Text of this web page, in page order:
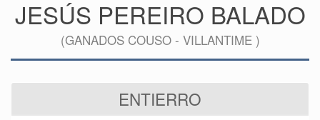
JESÚS PEREIRO BALADO
(GANADOS COUSO - VILLANTIME )
ENTIERRO